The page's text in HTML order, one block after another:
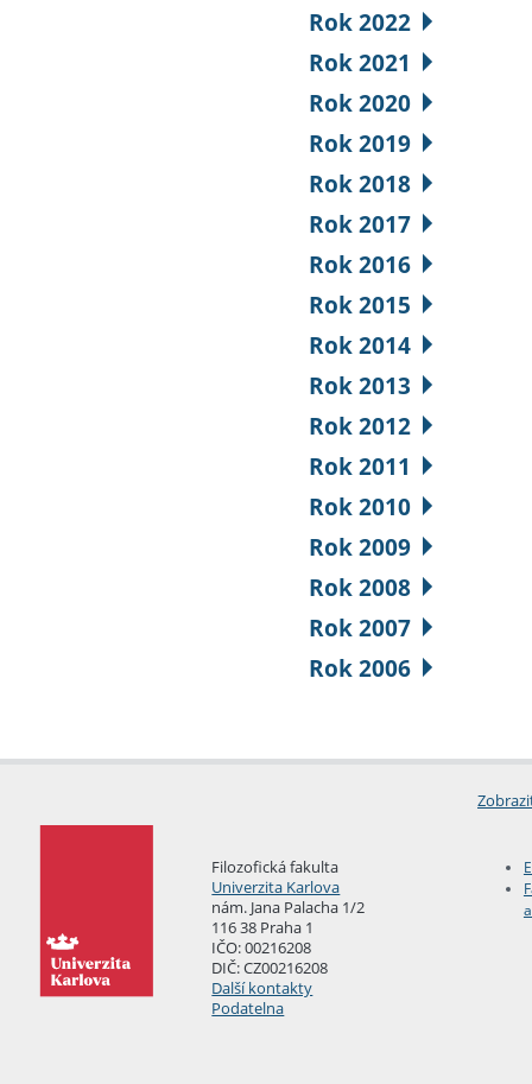
Rok 2022
Rok 2021
Rok 2020
Rok 2019
Rok 2018
Rok 2017
Rok 2016
Rok 2015
Rok 2014
Rok 2013
Rok 2012
Rok 2011
Rok 2010
Rok 2009
Rok 2008
Rok 2007
Rok 2006
Filozofická fakulta
Univerzita Karlova
nám. Jana Palacha 1/2
116 38 Praha 1
IČO: 00216208
DIČ: CZ00216208
Další kontakty
Podatelna